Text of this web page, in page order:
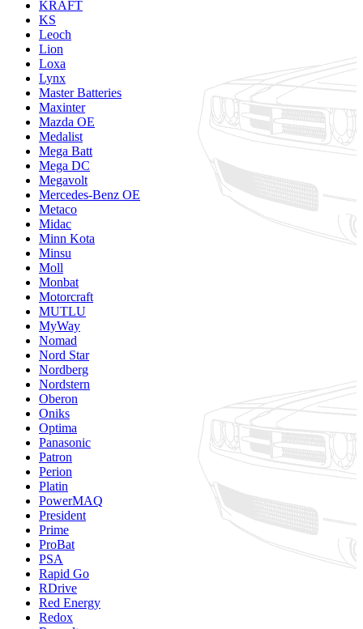
KRAFT
KS
Leoch
Lion
Loxa
Lynx
Master Batteries
Maxinter
Mazda OE
Medalist
Mega Batt
Mega DC
Megavolt
Mercedes-Benz OE
Metaco
Midac
Minn Kota
Minsu
Moll
Monbat
Motorcraft
MUTLU
MyWay
Nomad
Nord Star
Nordberg
Nordstern
Oberon
Oniks
Optima
Panasonic
Patron
Perion
Platin
PowerMAQ
President
Prime
ProBat
PSA
Rapid Go
RDrive
Red Energy
Redox